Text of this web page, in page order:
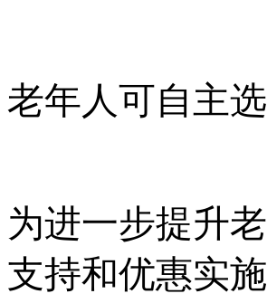
老年人可自主
为进一步提升
支持和优惠实